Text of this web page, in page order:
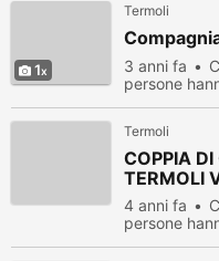
1
Termoli
3 anni fa
persone
Termoli
COPPIA
TERMOLI
4 anni fa
persone